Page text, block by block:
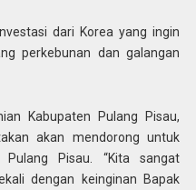
dari Korea yang ingin
perkebunan dan galangan
Kabupaten Pulang Pisau,
akan mendorong untuk
Pisau. “Kita sangat
dengan keinginan Bapak